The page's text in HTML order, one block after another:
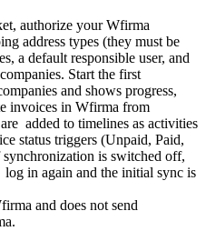
authorize your Wfirma
address types (they must be
a default responsible user, and
Start the first
and shows progress,
invoices in Wfirma from
added to timelines as activities
status triggers (Unpaid, Paid,
is switched off,
in again and the initial sync is
and does not send